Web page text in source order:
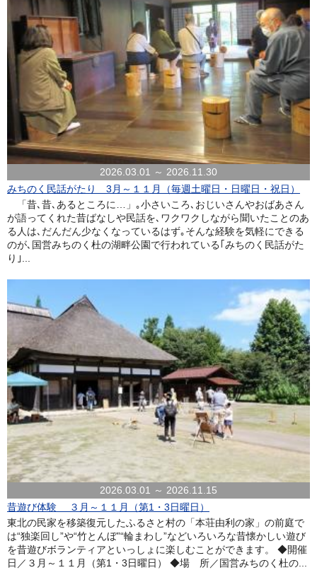
2026.03.01 ～ 2026.11.30
みちのく民話がたり 3月～１１月（毎週土曜日・日曜日・祝日）
「昔､昔､あるところに…」｡小さいころ､おじいさんやおばあさん
が語ってくれた昔ばなしや民話を､ワクワクしながら聞いたことのあ
る人は､だんだん少なくなっているはず｡そんな経験を気軽にできる
のが､国営みちのく杜の湖畔公園で行われている｢みちのく民話がた
り｣...
2026.03.01 ～ 2026.11.15
昔遊び体験 ３月～１１月（第1・3日曜日）
東北の民家を移築復元したふるさと村の「本荘由利の家」の前庭で
は“独楽回し”や“竹とんぼ”“輪まわし”などいろいろな昔懐かしい遊び
を昔遊びボランティアといっしょに楽しむことができます。 ◆開催
日／３月～１１月（第1・3日曜日） ◆場 所／国営みちのく杜の...